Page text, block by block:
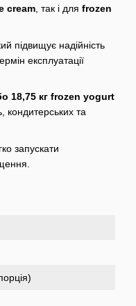
cream, так і для frozen
підвищує надійність
експлуатації
18,75 кг frozen yogurt
кондитерських та
запускати